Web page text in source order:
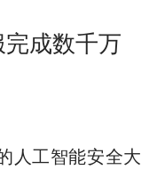
成数千万
人工智能安全大